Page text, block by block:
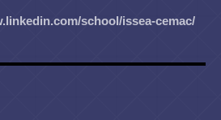
school/issea-cemac/